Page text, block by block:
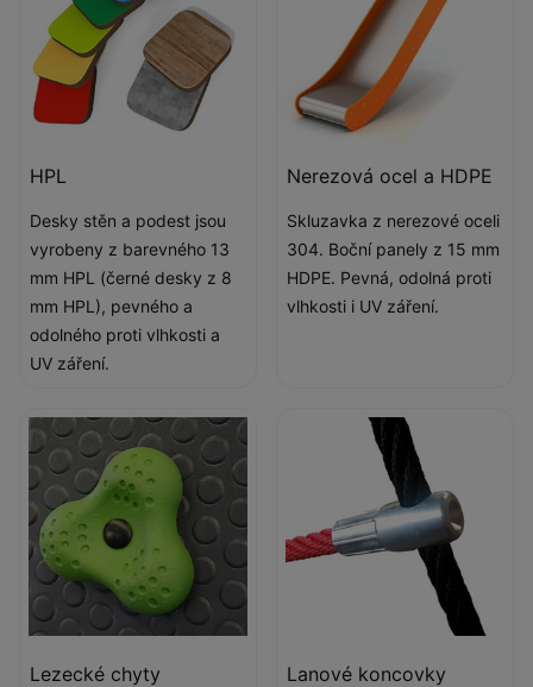
HPL
Desky stěn a podest jsou
vyrobeny z barevného 13
mm HPL (černé desky z 8
mm HPL), pevného a
odolného proti vlhkosti a
UV záření.
Nerezová ocel a HDPE
Skluzavka z nerezové oceli
304. Boční panely z 15 mm
HDPE. Pevná, odolná proti
vlhkosti i UV záření.
Lezecké chyty Lanové koncovky